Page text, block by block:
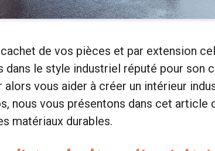
de vos pièces et par extension
le style industriel réputé pour son
vous aider à créer un intérieur
nous vous présentons dans cet article
matériaux durables.